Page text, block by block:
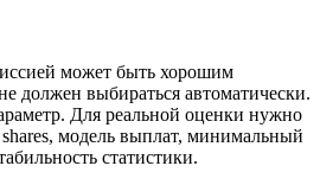
может быть хорошим
должен выбираться автоматически.
Для реальной оценки нужно
shares, модель выплат, минимальный
статистики.